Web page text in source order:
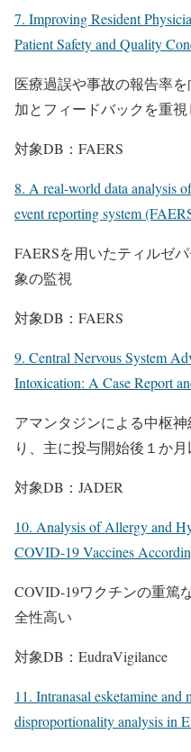
7. Improving Resident
Patient Safety and Quality
医療過誤や事故の報告率
加とフィードバックを重
対象DB：FAERS
8. A real-world data analysis
event reporting system
FAERSを用いたティルゼ
象の監視
対象DB：FAERS
9. Central Nervous System
Intoxication: A Case Report
アマンタジンによる中枢
り、主に投与開始後１か
対象DB：JADER
10. Analysis of Allergy and
COVID-19 Vaccines
COVID-19ワクチンの重篤
全性高い
対象DB：EudraVigilance
11. Intranasal esketamine and
disproportionality analysis in